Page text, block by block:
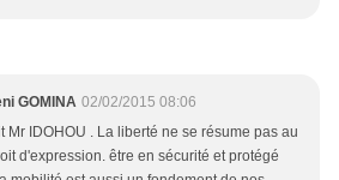
GOMINA 02/02/2015 08:06
Mr IDOHOU . La liberté ne se résume pas au
d'expression. être en sécurité et protégé